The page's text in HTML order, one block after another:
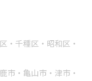
・千種区・昭和区・
市・亀山市・津市・